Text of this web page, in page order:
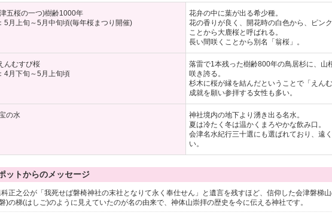
五桜の一つ)樹齢1000年
5月上旬～5月中旬頃(毎年桜まつり開催)
花弁の中に葉が出る希少種。
花の香りが良く、開花時の白色から、ピン
ことから大鹿桜と呼ばれる。
長い間咲くことから別名「翁桜」。
んむすび桜
4月下旬～5月上旬頃
落雷で1本残った樹齢800年の鳥居杉に、山
咲き誇る。
杉木に桜が縁を結んだということで「えん
成就を願い参拝する女性も多い。
の水
神社境内の地下より湧き出る名水。
夏は冷たく冬は温かくまろやかな飲み口。
会津名水紀行三十選にも選ばれており、遠
い。
ットからのメッセージ
正之公が「我死せば磐椅神社の末社となりて永く奉仕せん」と遺言を残すほど、信仰した会津磐梯
)の梯(はしご)のように見えていたのが名の由来で、神体山崇拝の歴史を今に伝える神社です。